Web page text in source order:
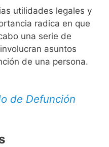
utilidades legales y
radica en que
una serie de
asuntos
de una persona.
de Defunción